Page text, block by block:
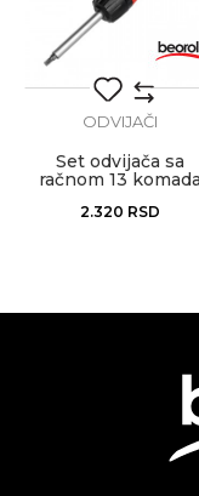
ODVIJAČI
Set odvijača sa
račnom 13 komada
2.320 RSD